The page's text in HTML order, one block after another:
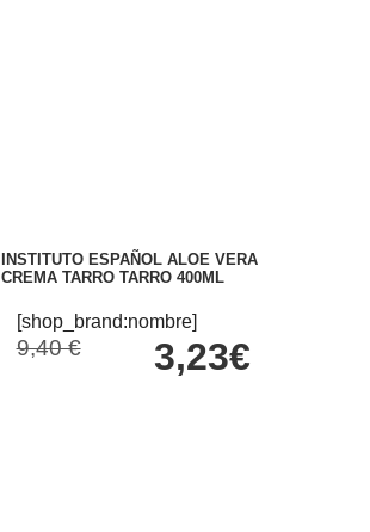
INSTITUTO ESPAÑOL ALOE VERA
CREMA TARRO TARRO 400ML
[shop_brand:nombre]
9,40 € 3,23€